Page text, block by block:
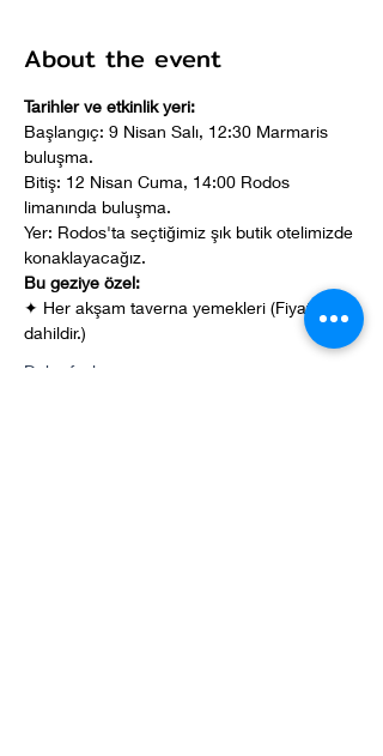
About the event
Tarihler ve etkinlik yeri:
Başlangıç: 9 Nisan Salı, 12:30 Marmaris
buluşma.
Bitiş: 12 Nisan Cuma, 14:00 Rodos
limanında buluşma.
Yer: Rodos'ta seçtiğimiz şık butik otelimizde
konaklayacağız.
Bu geziye özel:
✦ Her akşam taverna yemekleri (Fiyata
dahildir.)
Daha fazla >